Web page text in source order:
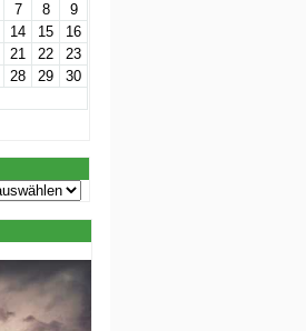
7 8
9
14 15
16
21 22
23
28 29
30